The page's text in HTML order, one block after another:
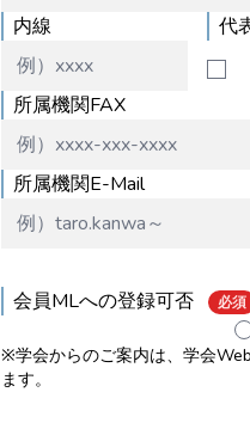
内線 代
所属機関FAX
所属機関E-Mail
会員MLへの登録可否 必須
※学会からのご案内は、学会
ます。